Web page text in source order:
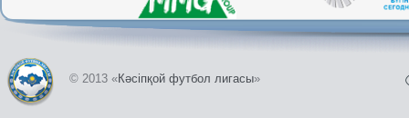
© 2013 «Кәсіпқой футбол лигасы»